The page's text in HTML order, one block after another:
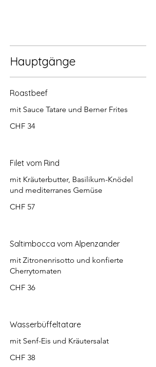
Hauptgänge
Roastbeef
mit Sauce Tatare und Berner Frites
CHF 34
Filet vom Rind
mit Kräuterbutter, Basilikum-Knödel
und mediterranes Gemüse
CHF 57
Saltimbocca vom Alpenzander
mit Zitronenrisotto und konfierte
Cherrytomaten
CHF 36
Wasserbüffeltatare
mit Senf-Eis und Kräutersalat
CHF 38